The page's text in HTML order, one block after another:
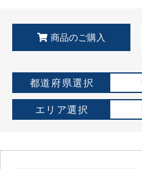
商品のご購入
都道府県選択
エリア選択